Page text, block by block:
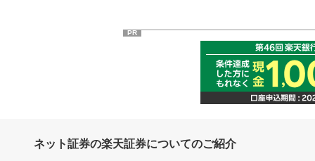
PR
ネット証券の楽天証券についてのご紹介